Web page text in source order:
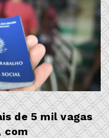
de 5 mil vagas
com